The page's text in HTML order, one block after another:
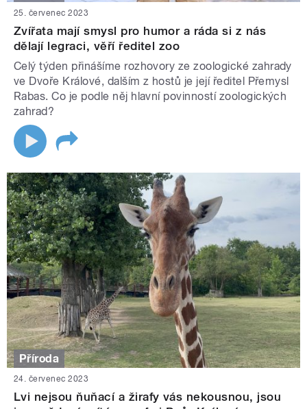
25. červenec 2023
Zvířata mají smysl pro humor a ráda si z nás
dělají legraci, věří ředitel zoo
Celý týden přinášíme rozhovory ze zoologické zahrady
ve Dvoře Králové, dalším z hostů je její ředitel Přemysl
Rabas. Co je podle něj hlavní povinností zoologických
zahrad?
Příroda
24. červenec 2023
Lvi nejsou ňuňací a žirafy vás nekousnou, jsou